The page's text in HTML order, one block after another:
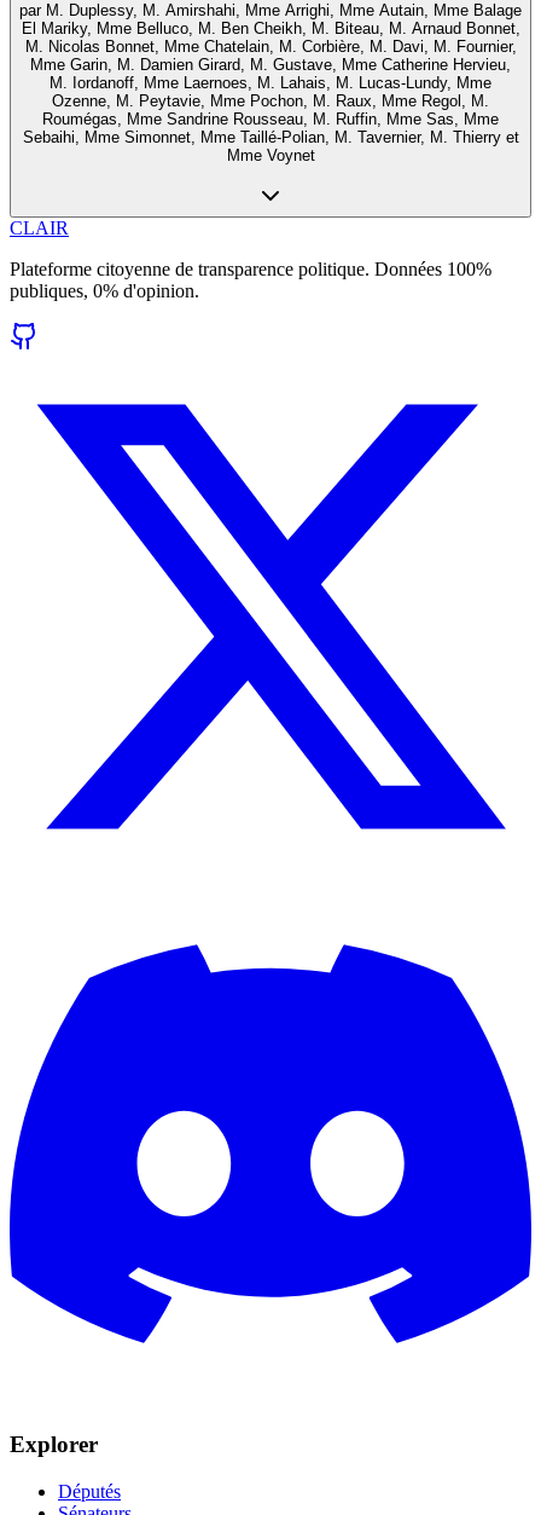
par M. Duplessy, M. Amirshahi, Mme Arrighi, Mme Autain, Mme Balage
El Mariky, Mme Belluco, M. Ben Cheikh, M. Biteau, M. Arnaud Bonnet,
M. Nicolas Bonnet, Mme Chatelain, M. Corbière, M. Davi, M. Fournier,
Mme Garin, M. Damien Girard, M. Gustave, Mme Catherine Hervieu,
M. Iordanoff, Mme Laernoes, M. Lahais, M. Lucas-Lundy, Mme
Ozenne, M. Peytavie, Mme Pochon, M. Raux, Mme Regol, M.
Roumégas, Mme Sandrine Rousseau, M. Ruffin, Mme Sas, Mme
Sebaihi, Mme Simonnet, Mme Taillé-Polian, M. Tavernier, M. Thierry et
Mme Voynet
CLAIR
Plateforme citoyenne de transparence politique. Données 100%
publiques, 0% d'opinion.
Explorer
Députés